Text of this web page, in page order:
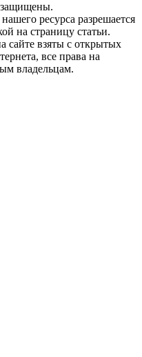
защищены.
ресурса разрешается
на страницу статьи.
сайте взяты с открытых
все права на
владельцам.